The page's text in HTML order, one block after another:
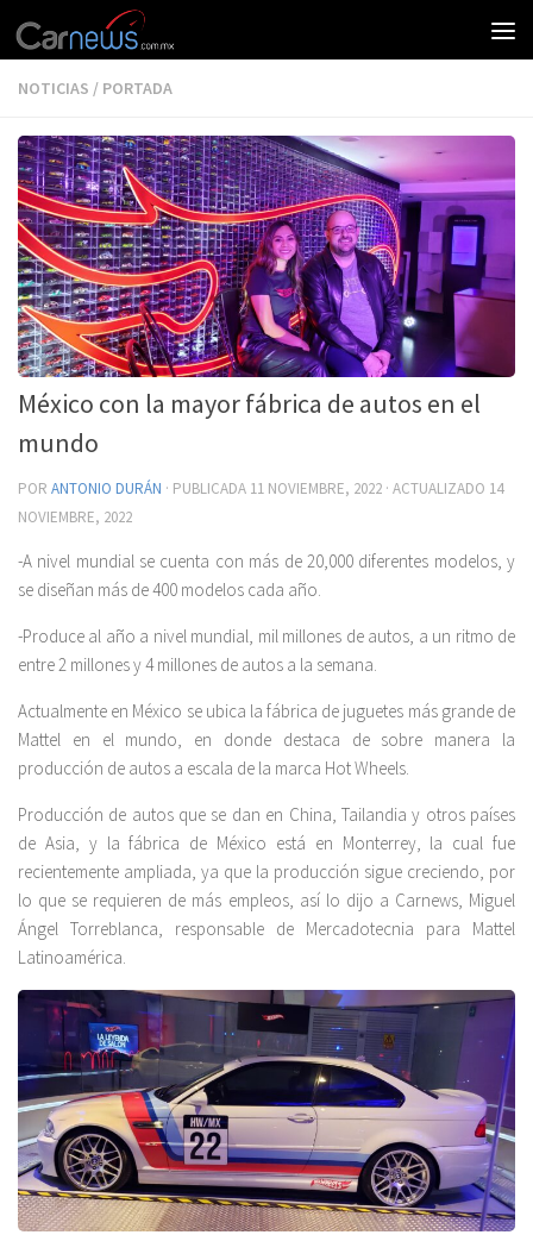
NOTICIAS / PORTADA
México con la mayor fábrica de autos en el
mundo
POR ANTONIO DURÁN · PUBLICADA 11 NOVIEMBRE, 2022 · ACTUALIZADO 14
NOVIEMBRE, 2022
-A nivel mundial se cuenta con más de 20,000 diferentes modelos, y
se diseñan más de 400 modelos cada año.
-Produce al año a nivel mundial, mil millones de autos, a un ritmo de
entre 2 millones y 4 millones de autos a la semana.
Actualmente en México se ubica la fábrica de juguetes más grande de
Mattel en el mundo, en donde destaca de sobre manera la
producción de autos a escala de la marca Hot Wheels.
Producción de autos que se dan en China, Tailandia y otros países
de Asia, y la fábrica de México está en Monterrey, la cual fue
recientemente ampliada, ya que la producción sigue creciendo, por
lo que se requieren de más empleos, así lo dijo a Carnews, Miguel
Ángel Torreblanca, responsable de Mercadotecnia para Mattel
Latinoamérica.